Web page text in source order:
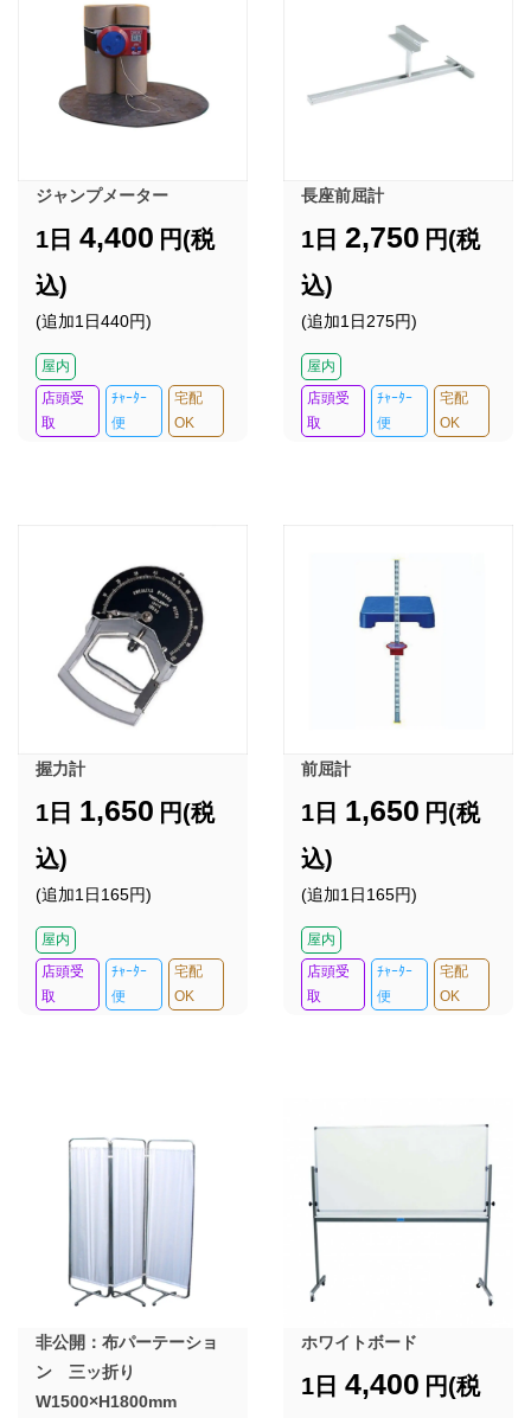
ジャンプメーター
1日 4,400 円(税
込)
(追加1日440円)
屋内
店頭受
取
ﾁｬｰﾀｰ
便
宅配
OK
長座前屈計
1日 2,750 円(税
込)
(追加1日275円)
屋内
店頭受
取
ﾁｬｰﾀｰ
便
宅配
OK
握力計
1日 1,650 円(税
込)
(追加1日165円)
屋内
店頭受
取
ﾁｬｰﾀｰ
便
宅配
OK
前屈計
1日 1,650 円(税
込)
(追加1日165円)
屋内
店頭受
取
ﾁｬｰﾀｰ
便
宅配
OK
非公開：布パーテーショ
ン 三ッ折り
W1500×H1800mm
ホワイトボード
1日 4,400 円(税